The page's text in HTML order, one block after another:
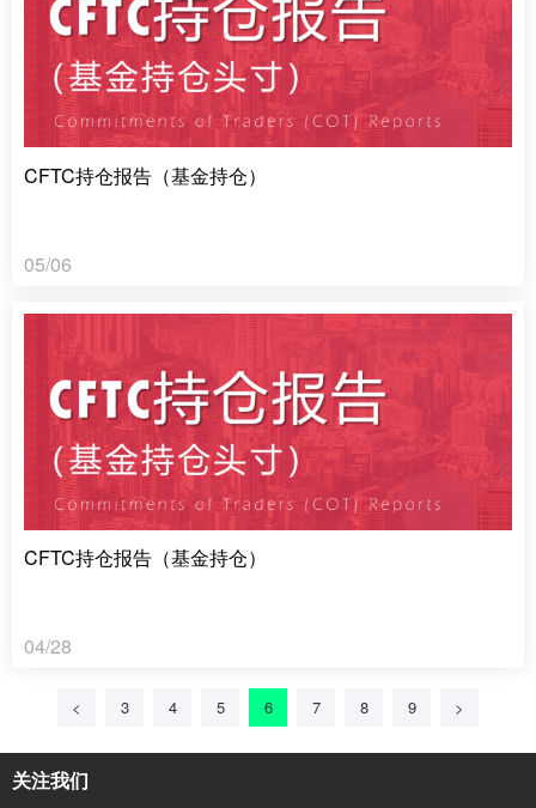
CFTC持仓报告（基金持仓）
05/06
CFTC持仓报告（基金持仓）
04/28
< 3 4 5 6 7 8 9 >
关注我们